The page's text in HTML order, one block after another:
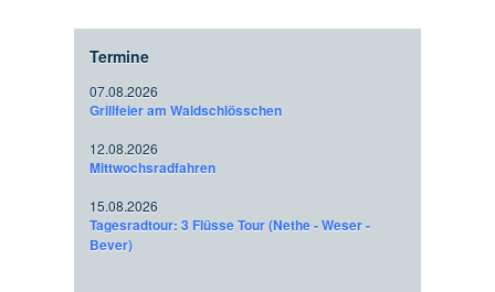
Termine
07.08.2026
Grillfeier am Waldschlösschen
12.08.2026
Mittwochsradfahren
15.08.2026
Tagesradtour: 3 Flüsse Tour (Nethe - Weser -
Bever)